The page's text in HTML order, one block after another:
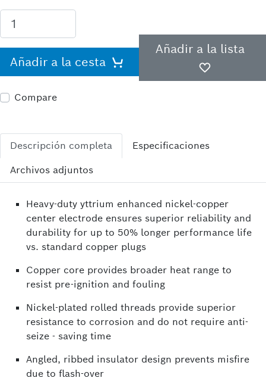
Añadir a la cesta
Añadir a la lista
Compare
Descripción completa
Especificaciones
Archivos adjuntos
Heavy-duty yttrium enhanced nickel-copper
center electrode ensures superior reliability and
durability for up to 50% longer performance life
vs. standard copper plugs
Copper core provides broader heat range to
resist pre-ignition and fouling
Nickel-plated rolled threads provide superior
resistance to corrosion and do not require anti-
seize - saving time
Angled, ribbed insulator design prevents misfire
due to flash-over